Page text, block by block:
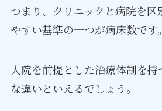
つまり、クリニックと病院を区
やすい基準の一つが病床数です。
入院を前提とした治療体制を
な違いといえるでしょう。